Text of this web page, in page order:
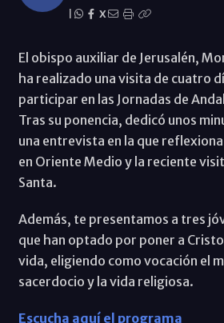
X
El obispo auxiliar de Jerusalén,
ha realizado una visita de cuatro
participar en las Jornadas de
Tras su ponencia, dedicó unos
una entrevista en la que
en Oriente Medio y la reciente
Santa.
Además, te presentamos a tres
que han optado por poner a
vida, eligiendo como vocación el
sacerdocio y la vida religiosa.
Escucha aquí el programa